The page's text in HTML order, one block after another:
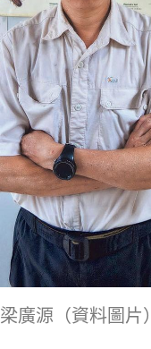
梁廣源（資料圖片）